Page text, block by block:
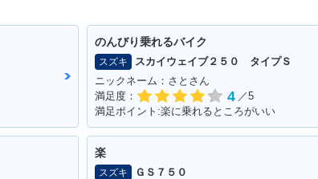
のんびり乗れるバイク
スズキ
スカイウェイブ２５０ タイプＳ
ニックネーム：さとさん
満足度：
4 ／5
満足ポイント:楽に乗れるところがいい
楽
スズキ
ＧＳ７５０